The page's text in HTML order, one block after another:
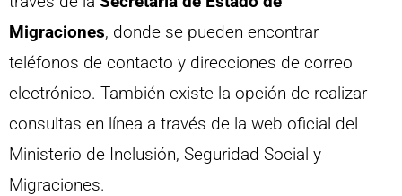
Migraciones, donde se pueden encontrar
teléfonos de contacto y direcciones de correo
electrónico. También existe la opción de realizar
consultas en línea a través de la web oficial del
Ministerio de Inclusión, Seguridad Social y
Migraciones.